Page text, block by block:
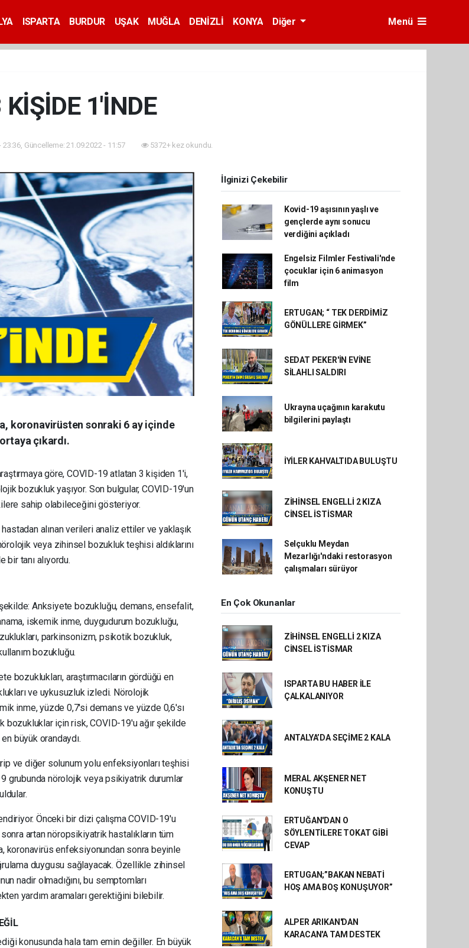
ISPARTA BURDUR UŞAK MUĞLA DENİZLİ KONYA Diğer Menü
KİŞİDE 1'İNDE
23:36, Güncelleme: 21.09.2022 - 11:57 5372+ kez okundu.
koronavirüsten sonraki 6 ay içinde
çıkardı.
göre, COVID-19 atlatan 3 kişiden 1'i,
bozukluk yaşıyor. Son bulgular, COVID-19'un
sahip olabileceğini gösteriyor.
alınan verileri analiz ettiler ve yaklaşık
veya zihinsel bozukluk teşhisi aldıklarını
tanı alıyordu.
Anksiyete bozukluğu, demans, ensefalit,
iskemik inme, duygudurum bozukluğu,
parkinsonizm, psikotik bozukluk,
bozukluğu.
bozuklukları, araştırmacıların gördüğü en
ve uykusuzluk izledi. Nörolojik
inme, yüzde 0,7'si demans ve yüzde 0,6'sı
bozukluklar için risk, COVID-19'u ağır şekilde
büyük orandaydı.
ve diğer solunum yolu enfeksiyonları teşhisi
grubunda nörolojik veya psikiyatrik durumlar
Önceki bir dizi çalışma COVID-19'u
artan nöropsikiyatrik hastalıkların tüm
koronavirüs enfeksiyonundan sonra beyinle
duygusu sağlayacak. Özellikle zihinsel
nadir olmadığını, bu semptomları
yardım aramaları gerektiğini bilebilir.
konusunda hala tam emin değiller. En büyük
İlginizi Çekebilir
Kovid-19 aşısının yaşlı ve
gençlerde aynı sonucu
verdiğini açıkladı
Engelsiz Filmler Festivali'nde
çocuklar için 6 animasyon
film
ERTUGAN; “ TEK DERDİMİZ
GÖNÜLLERE GİRMEK”
SEDAT PEKER'İN EVİNE
SİLAHLI SALDIRI
Ukrayna uçağının karakutu
bilgilerini paylaştı
İYİLER KAHVALTIDA BULUŞTU
ZİHİNSEL ENGELLİ 2 KIZA
CİNSEL İSTİSMAR
Selçuklu Meydan
Mezarlığı'ndaki restorasyon
çalışmaları sürüyor
En Çok Okunanlar
ZİHİNSEL ENGELLİ 2 KIZA
CİNSEL İSTİSMAR
ISPARTA BU HABER İLE
ÇALKALANIYOR
ANTALYA’DA SEÇİME 2 KALA
MERAL AKŞENER NET
KONUŞTU
ERTUĞAN'DAN O
SÖYLENTİLERE TOKAT GİBİ
CEVAP
ERTUGAN;”BAKAN NEBATİ
HOŞ AMA BOŞ KONUŞUYOR”
ALPER ARIKAN'DAN
KARACAN'A TAM DESTEK